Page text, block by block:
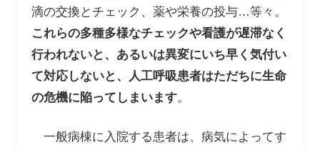
滴の交換とチェック、薬や栄養の投与…等々。
これらの多種多様なチェックや看護が遅滞なく
行われないと、あるいは異変にいち早く気付い
て対応しないと、人工呼吸患者はただちに生命
の危機に陥ってしまいます。
一般病棟に入院する患者は、病気によってす